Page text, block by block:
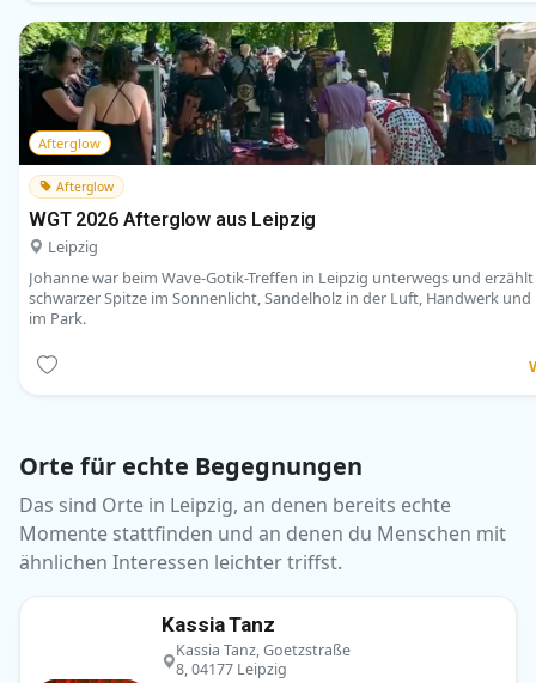
Afterglow
Afterglow
WGT 2026 Afterglow aus Leipzig
Leipzig
Johanne war beim Wave-Gotik-Treffen in Leipzig unterwegs und
schwarzer Spitze im Sonnenlicht, Sandelholz in der Luft, Handwerk
im Park.
Orte für echte Begegnungen
Das sind Orte in Leipzig, an denen bereits echte
Momente stattfinden und an denen du Menschen mit
ähnlichen Interessen leichter triffst.
Kassia Tanz
Kassia Tanz, Goetzstraße
8, 04177 Leipzig